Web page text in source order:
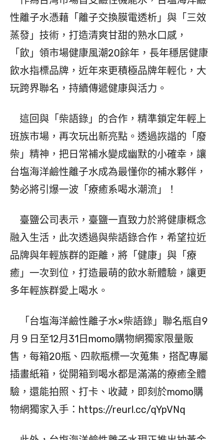
性離子水憑藉「離子交換膜電透析」與「三效
蒸發」技術，打造清爽甘甜的熟水口感，
「飲」領市場健康風潮20餘年，長年穩居健康
飲水指標品牌，近年來更積極品牌年輕化，大
玩跨界聯名，持續傳遞健康與活力。
這回與「柴語錄」的合作，精準鎖定年輕上
班族市場，再次玩出新亮點。透過詼諧的「廢
柴」精神，把日常補水變成幽默的小確幸，讓
台塩海洋鹼性離子水成為最懂你的補水夥伴，
勢必將引爆一波「療癒系喝水潮流」！
臺鹽公司表示，臺鹽一直致力於將健康概念
融入生活，此次透過與柴語錄合作，希望拉近
品牌與年輕族群的距離，將「健康」與「療
癒」一次到位，打造最萌的飲水新體驗，讓更
多年輕族群愛上喝水。
「台塩海洋鹼性離子水×柴語錄」聯名瓶自9
月９日至12月31日momo購物網獨家限量販
售，每箱20瓶、四款瓶標一次蒐集，搭配專屬
插畫紙箱，從開箱到喝水都是滿滿的療癒全體
驗，還能拍照、打卡、收藏，即刻於momo購
物網獨家入手：https://reurl.cc/qYpVNq